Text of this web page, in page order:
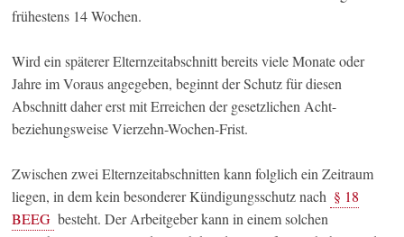
frühestens 14 Wochen.
Wird ein späterer Elternzeitabschnitt bereits viele Monate oder
Jahre im Voraus angegeben, beginnt der Schutz für diesen
Abschnitt daher erst mit Erreichen der gesetzlichen Acht-
beziehungsweise Vierzehn-Wochen-Frist.
Zwischen zwei Elternzeitabschnitten kann folglich ein Zeitraum
liegen, in dem kein besonderer Kündigungsschutz nach § 18
BEEG besteht. Der Arbeitgeber kann in einem solchen